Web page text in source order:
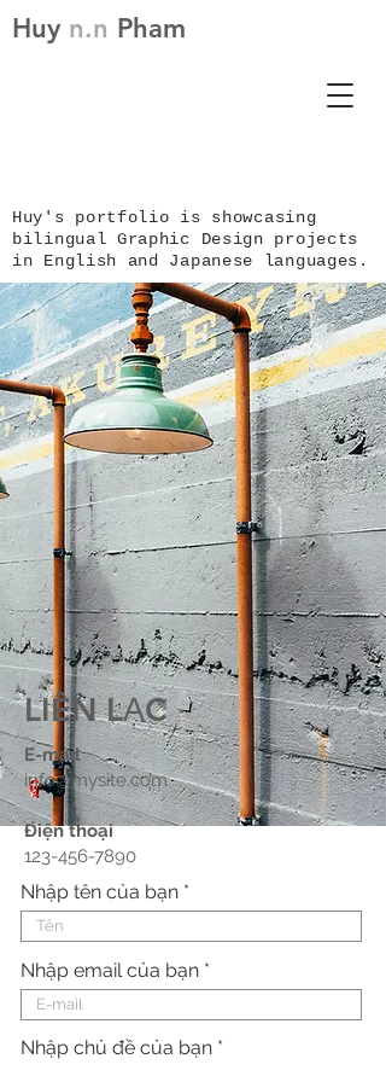
Huy n.n Pham
Huy's portfolio is showcasing
bilingual Graphic Design projects
in English and Japanese languages.
LIÊN LẠC
E-mail
info@mysite.com
Điện thoại
123-456-7890
Nhập tên của bạn
Nhập email của bạn
Nhập chủ đề của bạn